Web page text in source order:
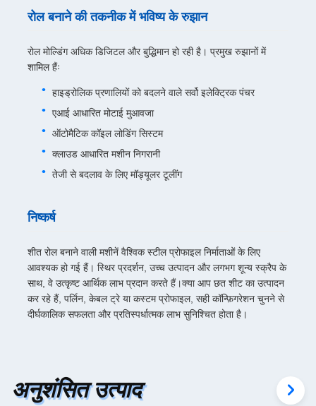
रोल बनाने की तकनीक में भविष्य के रुझान
रोल मोल्डिंग अधिक डिजिटल और बुद्धिमान हो रही है। प्रमुख रुझानों में
शामिल हैंः
हाइड्रोलिक प्रणालियों को बदलने वाले सर्वो इलेक्ट्रिक पंचर
एआई आधारित मोटाई मुआवजा
ऑटोमैटिक कॉइल लोडिंग सिस्टम
क्लाउड आधारित मशीन निगरानी
तेजी से बदलाव के लिए मॉड्यूलर टूलींग
निष्कर्ष
शीत रोल बनाने वाली मशीनें वैश्विक स्टील प्रोफाइल निर्माताओं के लिए
आवश्यक हो गई हैं। स्थिर प्रदर्शन, उच्च उत्पादन और लगभग शून्य स्क्रैप के
साथ, वे उत्कृष्ट आर्थिक लाभ प्रदान करते हैं।क्या आप छत शीट का उत्पादन
कर रहे हैं, पर्लिन, केबल ट्रे या कस्टम प्रोफाइल, सही कॉन्फ़िगरेशन चुनने से
दीर्घकालिक सफलता और प्रतिस्पर्धात्मक लाभ सुनिश्चित होता है।
अनुशंसित उत्पाद